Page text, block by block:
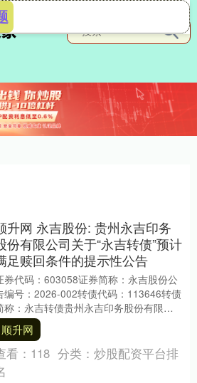
升网 永吉股份: 贵州永吉印务
份有限公司关于“永吉转债”预计
足赎回条件的提示性公告
券代码：603058证券简称：永吉股份公
编号：2026-002转债代码：113646转债
称：永吉转债贵州永吉印务股份有限公
关于“永吉转债”预计满足赎回条....
顺升网
看： 118 分类： 炒股配资平台排